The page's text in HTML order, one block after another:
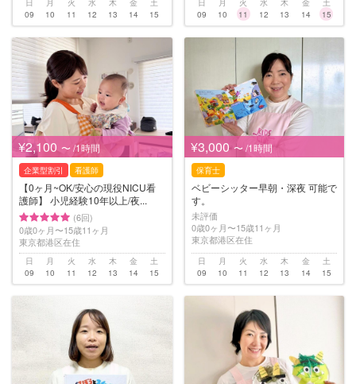
09
10
11
12
13
14
15
09
10
11
12
13
14
15
¥2,100 〜 /1時間
企業型割引 看護師
【0ヶ月~OK/安心の現役NICU看
護師】 小児経験10年以上/夜...
(6回)
0歳0ヶ月〜15歳11ヶ月
東京都港区在住
日
09
月
10
火
11
水
12
木
13
金
14
土
15
¥3,000 〜 /1時間
保育士
ベビーシッター早朝・深夜 可能で
す。
未評価
0歳0ヶ月〜15歳11ヶ月
東京都港区在住
日
09
月
10
火
11
水
12
木
13
金
14
土
15